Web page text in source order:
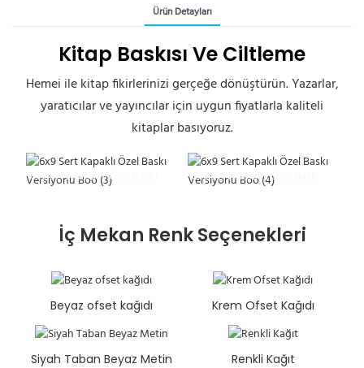
Ürün Detayları
Kitap Baskısı Ve Ciltleme
Hemei ile kitap fikirlerinizi gerçeğe dönüştürün. Yazarlar,
yaratıcılar ve yayıncılar için uygun fiyatlarla kaliteli
kitaplar basıyoruz.
6x9 Sert Kapaklı Özel Baskı
6x9 Sert Kapaklı Özel Baskı
İç Mekan Renk Seçenekleri
Beyaz ofset kağıdı Krem Ofset Kağıdı
Siyah Taban Beyaz Metin Renkli Kağıt